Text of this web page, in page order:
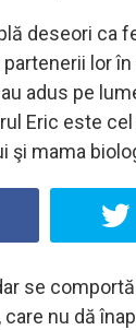
deseori ca
lor
adus pe
Eric este
şi mama
se
nu dă